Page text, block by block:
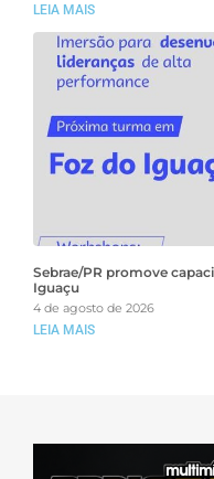
LEIA MAIS
Sebrae/PR promove
Iguaçu
4 de agosto de 2026
LEIA MAIS